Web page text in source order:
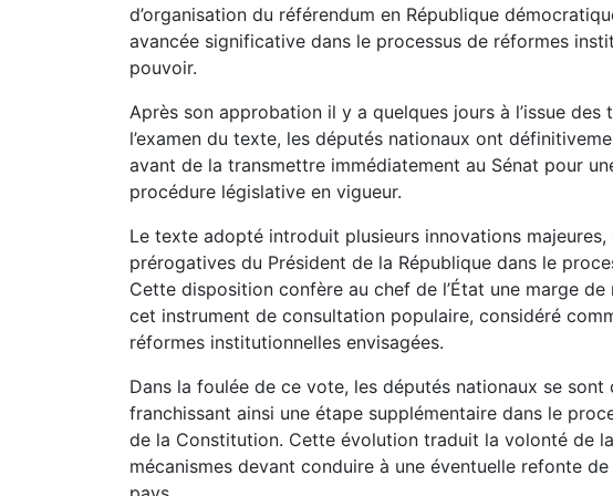
d’organisation du référendum en République
avancée significative dans le processus de réformes
pouvoir.
Après son approbation il y a quelques jours à l’issue
l’examen du texte, les députés nationaux ont
avant de la transmettre immédiatement au Sénat pour
procédure législative en vigueur.
Le texte adopté introduit plusieurs innovations
prérogatives du Président de la République dans le
Cette disposition confère au chef de l’État une marge
cet instrument de consultation populaire, considéré
réformes institutionnelles envisagées.
Dans la foulée de ce vote, les députés nationaux se
franchissant ainsi une étape supplémentaire dans le
de la Constitution. Cette évolution traduit la volonté de
mécanismes devant conduire à une éventuelle refonte